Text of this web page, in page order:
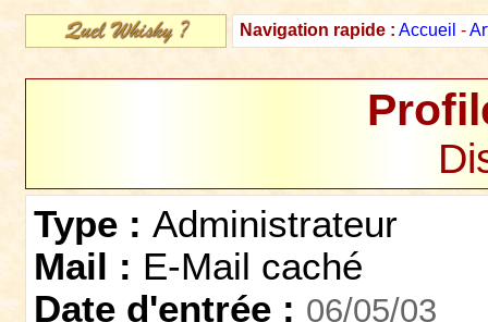
Navigation rapide : Accueil -
Type : Administrateur
Mail : E-Mail caché
Date d'entrée : 06/05/03